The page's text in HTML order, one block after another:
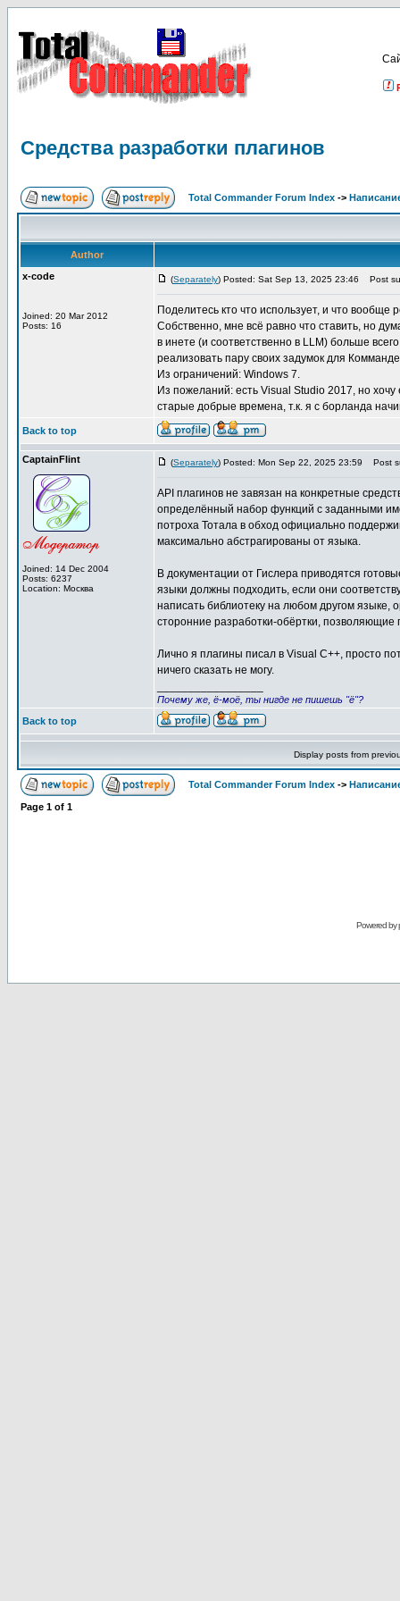
Средства разработки плагинов
Total Commander Forum Index ->
Author
x-code
Joined: 20 Mar 2012
Posts: 16
(Separately) Posted: Sat Sep 13, 2025 23:46 Post
Поделитесь кто что использует, и что вообще
Собственно, мне всё равно что ставить, но
в инете (и соответственно в LLM) больше
реализовать пару своих задумок для
Из ограничений: Windows 7.
Из пожеланий: есть Visual Studio 2017, но
старые добрые времена, т.к. я с борланда
Back to top
CaptainFlint
Joined: 14 Dec 2004
Posts: 6237
Location: Москва
(Separately) Posted: Mon Sep 22, 2025 23:59 Post
API плагинов не завязан на конкретные
определённый набор функций с заданными
потроха Тотала в обход официально
максимально абстрагированы от языка.
В документации от Гислера приводятся
языки должны подходить, если они
написать библиотеку на любом другом языке,
сторонние разработки-обёртки,
Лично я плагины писал в Visual C++, просто
ничего сказать не могу.
Почему же, ё-моё, ты нигде не пишешь "ё"?
Back to top
Display posts from
Total Commander Forum Index ->
Page 1 of 1
Powered by